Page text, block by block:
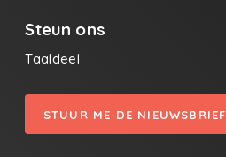
Steun ons
Taaldeel
STUUR ME DE NIEUWSBRIEF